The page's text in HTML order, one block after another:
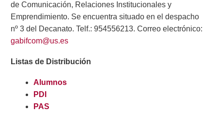
de Comunicación, Relaciones Institucionales y
Emprendimiento. Se encuentra situado en el despacho
nº 3 del Decanato. Telf.: 954556213. Correo electrónico:
gabifcom@us.es
Listas de Distribución
Alumnos
PDI
PAS